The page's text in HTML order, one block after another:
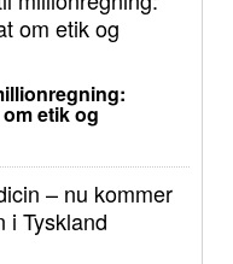
etik og